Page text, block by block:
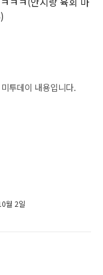
투데이 내용입니다.
월 2일